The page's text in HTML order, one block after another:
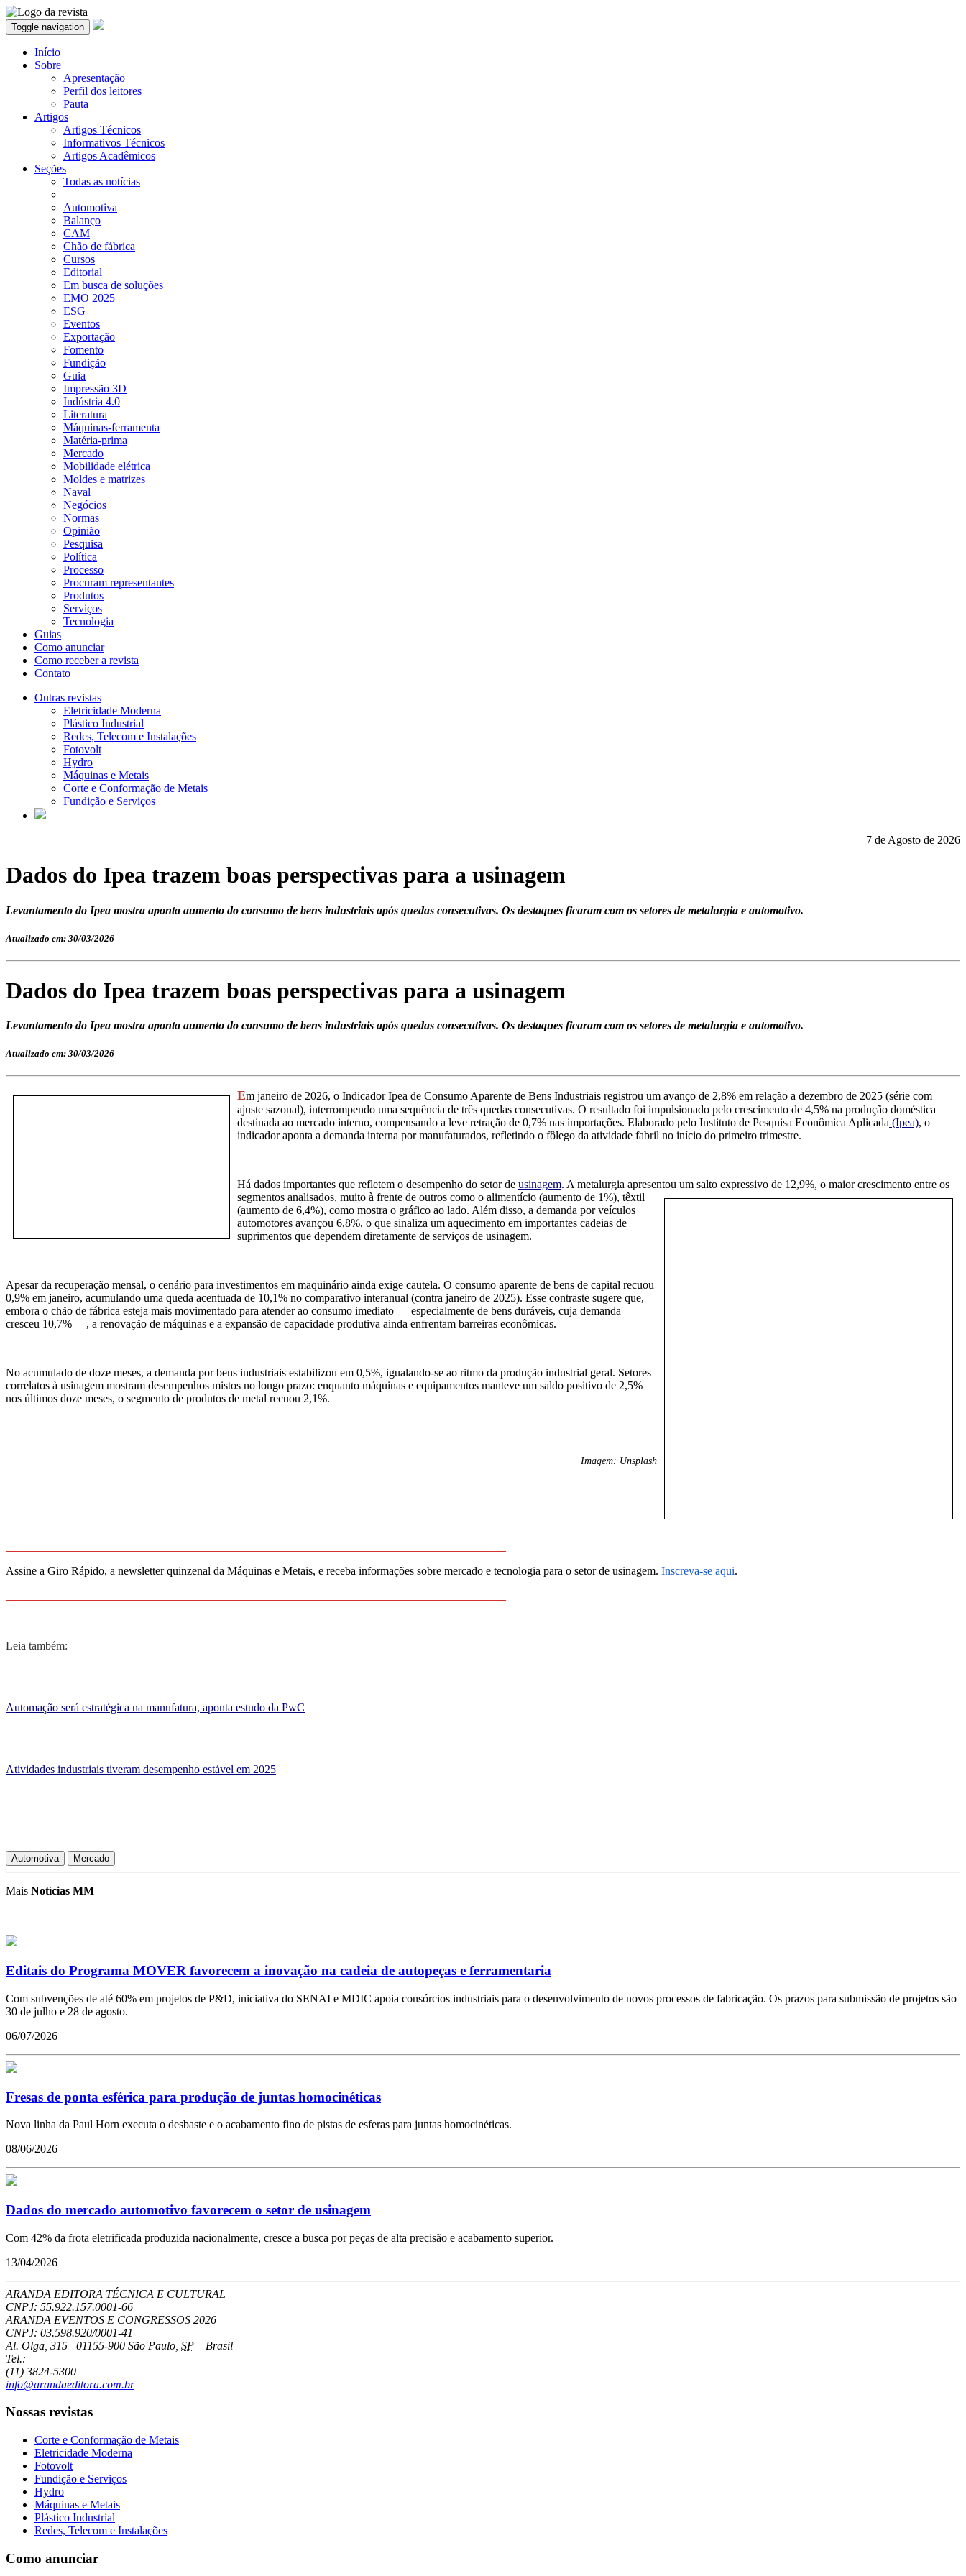
Toggle navigation
Início
Sobre
Apresentação
Perfil dos leitores
Pauta
Artigos
Artigos Técnicos
Informativos Técnicos
Artigos Acadêmicos
Seções
Todas as notícias
Automotiva
Balanço
CAM
Chão de fábrica
Cursos
Editorial
Em busca de soluções
EMO 2025
ESG
Eventos
Exportação
Fomento
Fundição
Guia
Impressão 3D
Indústria 4.0
Literatura
Máquinas-ferramenta
Matéria-prima
Mercado
Mobilidade elétrica
Moldes e matrizes
Naval
Negócios
Normas
Opinião
Pesquisa
Política
Processo
Procuram representantes
Produtos
Serviços
Tecnologia
Guias
Como anunciar
Como receber a revista
Contato
Outras revistas
Eletricidade Moderna
Plástico Industrial
Redes, Telecom e Instalações
Fotovolt
Hydro
Máquinas e Metais
Corte e Conformação de Metais
Fundição e Serviços
7 de Agosto de 2026
Dados do Ipea trazem boas perspectivas para a usinagem
Levantamento do Ipea mostra aponta aumento do consumo de bens industriais após quedas consecutivas. Os destaques ficaram com os setores de metalurgia e automotivo.
Atualizado em: 30/03/2026
Dados do Ipea trazem boas perspectivas para a usinagem
Levantamento do Ipea mostra aponta aumento do consumo de bens industriais após quedas consecutivas. Os destaques ficaram com os setores de metalurgia e automotivo.
Atualizado em: 30/03/2026
Em janeiro de 2026, o Indicador Ipea de Consumo Aparente de Bens Industriais registrou um avanço de 2,8% em relação a dezembro de 2025 (série com
ajuste sazonal), interrompendo uma sequência de três quedas consecutivas. O resultado foi impulsionado pelo crescimento de 4,5% na produção doméstica
destinada ao mercado interno, compensando a leve retração de 0,7% nas importações. Elaborado pelo Instituto de Pesquisa Econômica Aplicada (Ipea), o
indicador aponta a demanda interna por manufaturados, refletindo o fôlego da atividade fabril no início do primeiro trimestre.
Há dados importantes que refletem o desempenho do setor de usinagem. A metalurgia apresentou um salto expressivo de 12,9%, o maior crescimento entre os
segmentos analisados, muito à frente de outros como o alimentício (aumento de 1%), têxtil
(aumento de 6,4%), como mostra o gráfico ao lado. Além disso, a demanda por veículos
automotores avançou 6,8%, o que sinaliza um aquecimento em importantes cadeias de
suprimentos que dependem diretamente de serviços de usinagem.
Apesar da recuperação mensal, o cenário para investimentos em maquinário ainda exige cautela. O consumo aparente de bens de capital recuou
0,9% em janeiro, acumulando uma queda acentuada de 10,1% no comparativo interanual (contra janeiro de 2025). Esse contraste sugere que,
embora o chão de fábrica esteja mais movimentado para atender ao consumo imediato — especialmente de bens duráveis, cuja demanda
cresceu 10,7% —, a renovação de máquinas e a expansão de capacidade produtiva ainda enfrentam barreiras econômicas.
No acumulado de doze meses, a demanda por bens industriais estabilizou em 0,5%, igualando-se ao ritmo da produção industrial geral. Setores
correlatos à usinagem mostram desempenhos mistos no longo prazo: enquanto máquinas e equipamentos manteve um saldo positivo de 2,5%
nos últimos doze meses, o segmento de produtos de metal recuou 2,1%.
Imagem: Unsplash
Assine a Giro Rápido, a newsletter quinzenal da Máquinas e Metais, e receba informações sobre mercado e tecnologia para o setor de usinagem. Inscreva-se aqui.
Leia também:
Automação será estratégica na manufatura, aponta estudo da PwC
Atividades industriais tiveram desempenho estável em 2025
Automotiva Mercado
Mais Notícias MM
Editais do Programa MOVER favorecem a inovação na cadeia de autopeças e ferramentaria
Com subvenções de até 60% em projetos de P&D, iniciativa do SENAI e MDIC apoia consórcios industriais para o desenvolvimento de novos processos de fabricação. Os prazos para submissão de projetos são
30 de julho e 28 de agosto.
06/07/2026
Fresas de ponta esférica para produção de juntas homocinéticas
Nova linha da Paul Horn executa o desbaste e o acabamento fino de pistas de esferas para juntas homocinéticas.
08/06/2026
Dados do mercado automotivo favorecem o setor de usinagem
Com 42% da frota eletrificada produzida nacionalmente, cresce a busca por peças de alta precisão e acabamento superior.
13/04/2026
ARANDA EDITORA TÉCNICA E CULTURAL
CNPJ: 55.922.157.0001-66
ARANDA EVENTOS E CONGRESSOS 2026
CNPJ: 03.598.920/0001-41
Al. Olga, 315– 01155-900 São Paulo SP – Brasil
Tel.:
(11) 3824-5300
info@arandaeditora.com.br
Nossas revistas
Corte e Conformação de Metais
Eletricidade Moderna
Fotovolt
Fundição e Serviços
Hydro
Máquinas e Metais
Plástico Industrial
Redes, Telecom e Instalações
Como anunciar